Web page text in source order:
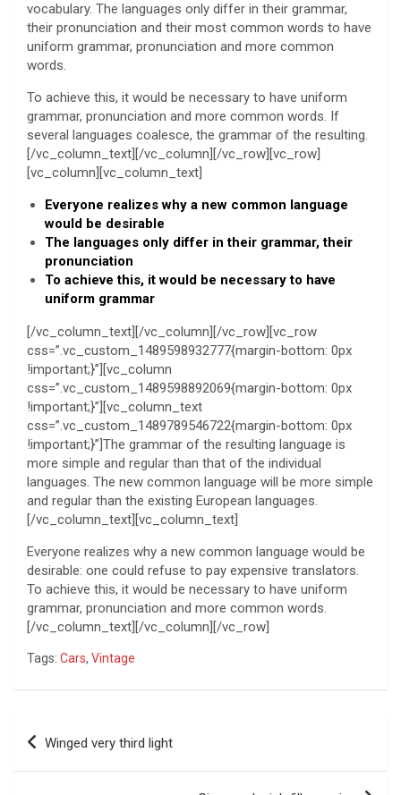
vocabulary. The languages only differ in their grammar,
their pronunciation and their most common words to have
uniform grammar, pronunciation and more common
words.
To achieve this, it would be necessary to have uniform
grammar, pronunciation and more common words. If
several languages coalesce, the grammar of the resulting.
[/vc_column_text][/vc_column][/vc_row][vc_row]
[vc_column][vc_column_text]
Everyone realizes why a new common language
would be desirable
The languages only differ in their grammar, their
pronunciation
To achieve this, it would be necessary to have
uniform grammar
[/vc_column_text][/vc_column][/vc_row][vc_row
css=”.vc_custom_1489598932777{margin-bottom: 0px
!important;}”][vc_column
css=”.vc_custom_1489598892069{margin-bottom: 0px
!important;}”][vc_column_text
css=”.vc_custom_1489789546722{margin-bottom: 0px
!important;}”]The grammar of the resulting language is
more simple and regular than that of the individual
languages. The new common language will be more simple
and regular than the existing European languages.
[/vc_column_text][vc_column_text]
Everyone realizes why a new common language would be
desirable: one could refuse to pay expensive translators.
To achieve this, it would be necessary to have uniform
grammar, pronunciation and more common words.
[/vc_column_text][/vc_column][/vc_row]
Tags: Cars, Vintage
Post
navigation
Winged very third light